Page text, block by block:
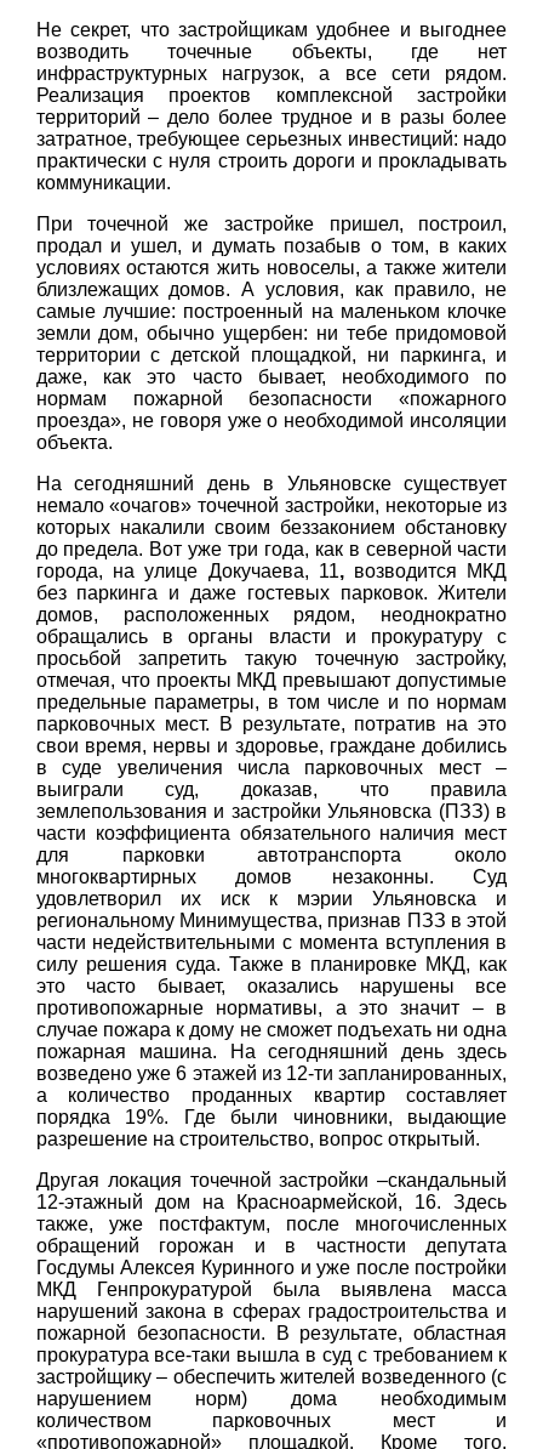
Не секрет, что застройщикам удобнее и выгоднее
возводить точечные объекты, где нет
инфраструктурных нагрузок, а все сети рядом.
Реализация проектов комплексной застройки
территорий – дело более трудное и в разы более
затратное, требующее серьезных инвестиций: надо
практически с нуля строить дороги и прокладывать
коммуникации.
При точечной же застройке пришел, построил,
продал и ушел, и думать позабыв о том, в каких
условиях остаются жить новоселы, а также жители
близлежащих домов. А условия, как правило, не
самые лучшие: построенный на маленьком клочке
земли дом, обычно ущербен: ни тебе придомовой
территории с детской площадкой, ни паркинга, и
даже, как это часто бывает, необходимого по
нормам пожарной безопасности «пожарного
проезда», не говоря уже о необходимой инсоляции
объекта.
На сегодняшний день в Ульяновске существует
немало «очагов» точечной застройки, некоторые из
которых накалили своим беззаконием обстановку
до предела. Вот уже три года, как в северной части
города, на улице Докучаева, 11, возводится МКД
без паркинга и даже гостевых парковок. Жители
домов, расположенных рядом, неоднократно
обращались в органы власти и прокуратуру с
просьбой запретить такую точечную застройку,
отмечая, что проекты МКД превышают допустимые
предельные параметры, в том числе и по нормам
парковочных мест. В результате, потратив на это
свои время, нервы и здоровье, граждане добились
в суде увеличения числа парковочных мест –
выиграли суд, доказав, что правила
землепользования и застройки Ульяновска (ПЗЗ) в
части коэффициента обязательного наличия мест
для парковки автотранспорта около
многоквартирных домов незаконны. Суд
удовлетворил их иск к мэрии Ульяновска и
региональному Минимущества, признав ПЗЗ в этой
части недействительными с момента вступления в
силу решения суда. Также в планировке МКД, как
это часто бывает, оказались нарушены все
противопожарные нормативы, а это значит – в
случае пожара к дому не сможет подъехать ни одна
пожарная машина. На сегодняшний день здесь
возведено уже 6 этажей из 12-ти запланированных,
а количество проданных квартир составляет
порядка 19%. Где были чиновники, выдающие
разрешение на строительство, вопрос открытый.
Другая локация точечной застройки –скандальный
12-этажный дом на Красноармейской, 16. Здесь
также, уже постфактум, после многочисленных
обращений горожан и в частности депутата
Госдумы Алексея Куринного и уже после постройки
МКД Генпрокуратурой была выявлена масса
нарушений закона в сферах градостроительства и
пожарной безопасности. В результате, областная
прокуратура все-таки вышла в суд с требованием к
застройщику – обеспечить жителей возведенного (с
нарушением норм) дома необходимым
количеством парковочных мест и
«противопожарной» площадкой. Кроме того,